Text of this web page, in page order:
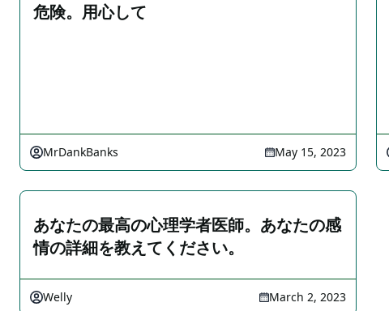
危険。用心して
MrDankBanks May 15, 2023
あなたの最高の心理学者医師。あなたの感
情の詳細を教えてください。
Welly March 2, 2023